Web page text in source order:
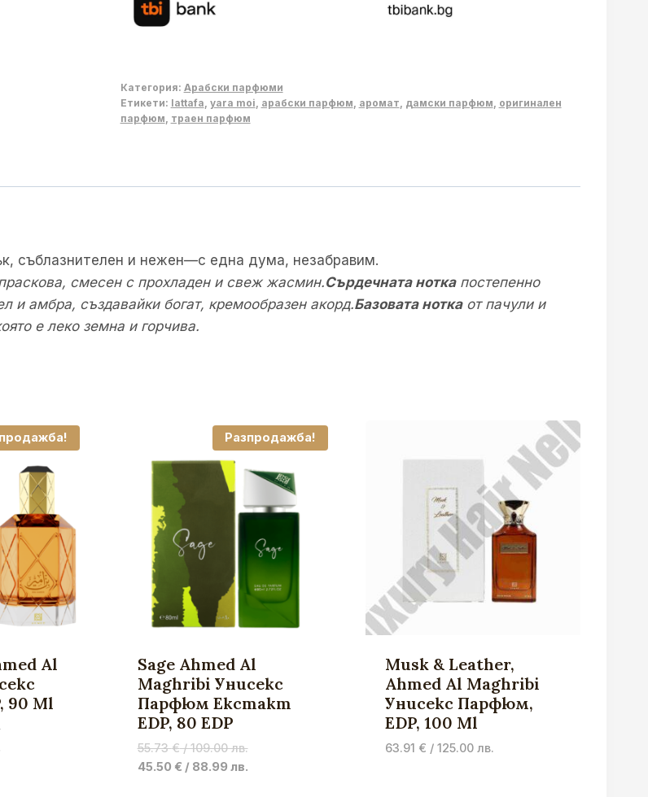
Категория: Арабски парфюми
Етикети: lattafa, yara moi, арабски парфюм, аромат, дамски парфюм, оригинален
парфюм, траен парфюм
съблазнителен и нежен—с една дума, незабравим.
смесен с прохладен и свеж жасмин.Сърдечната ноткапостепенно
и амбра, създавайки богат, кремообразен акорд.Базовата ноткаот пачули и
е леко земна и горчива.
Al
90 Ml
Original
Разпродажба!
Sage Ahmed Al
Maghribi Унисекс
Парфюм Екстакт
EDP, 80 EDP
55.73€/ 109.00 лв.Original
price
45.50 € / 88.99 лв.Current
Musk & Leather,
Ahmed Al Maghribi
Унисекс Парфюм,
EDP, 100 Ml
63.91 € / 125.00 лв.